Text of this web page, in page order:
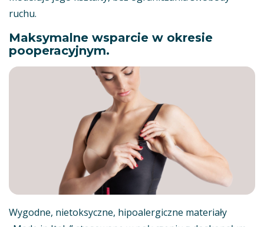
ruchu.
Maksymalne wsparcie w okresie
pooperacyjnym.
Wygodne, nietoksyczne, hipoalergiczne materiały